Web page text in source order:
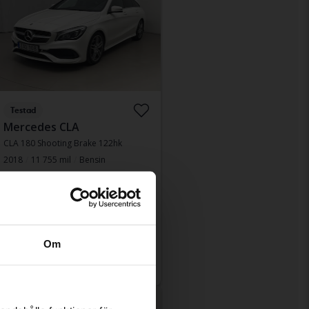
Om
Testad
Mercedes CLA
CLA 180 Shooting Brake 122hk
2018
11 755 mil
Bensin
93 500 kr
796 kr/månad